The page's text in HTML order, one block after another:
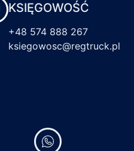
KSIĘGOWOŚĆ
+48 574 888 267
ksiegowosc@regtruck.pl